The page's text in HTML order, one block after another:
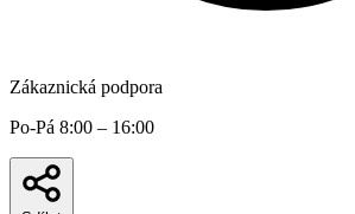
Zákaznická podpora
Po-Pá 8:00 – 16:00